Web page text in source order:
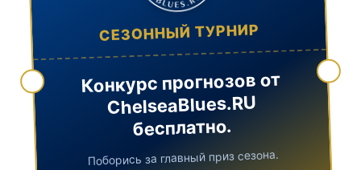
СЕЗОННЫЙ ТУРНИР
Конкурс прогнозов от
ChelseaBlues.RU
бесплатно.
Поборись за главный приз сезона.